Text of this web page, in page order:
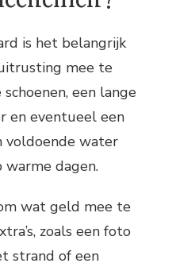
is het belangrijk
mee te
een lange
en eventueel een
voldoende water
warme dagen.
wat geld mee te
zoals een foto
strand of een